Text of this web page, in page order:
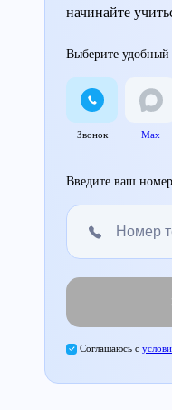
начинайте
Выберите удобный
Звонок Max
Введите ваш
Соглашаюсь с